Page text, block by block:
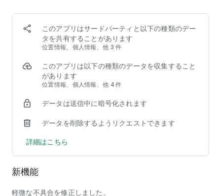
◆フードデリバリーアプリ menu（メニュー）が選ばれる3つ
の理由
①【お得なキャンペーン】初回クーポンのほか、店舗限定割
②【掲載店舗が豊富】馴染みのチェーン店から人気の行列店ま
で、加盟店舗は90,000店以上！
③【安心して注文できる】使いやすい＆わかりやすい操作画面
も安心！
◆ここだけの紹介！フードデリバリーアプリ menu（メニュ
◎人気商品割引などのキャンペーンを日々チェック！いつでも
お得に出前を注文しよう！
上のレストランを頼んじゃおう！
ゲット！
このアプリはサードパーティと以下の種類のデー
タを共有することがあります
位置情報、個人情報、他 3 件
このアプリは以下の種類のデータを収集すること
があります
位置情報、個人情報、他 4 件
データは送信中に暗号化されます
データを削除するようリクエストできます
詳細はこちら
新機能
軽微な不具合を修正しました。